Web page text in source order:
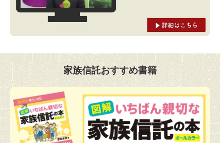
家族信託おすすめ書籍